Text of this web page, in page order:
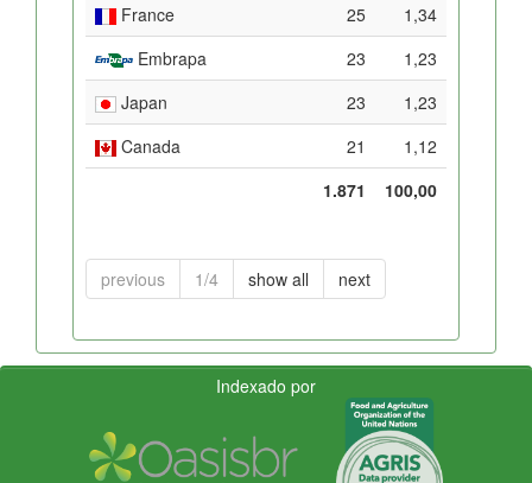
France 25
1,34
Embrapa
23
1,23
Japan
23
1,23
Canada
21
1,12
1.871
100,00
previous 1/4 show all next
Indexado por